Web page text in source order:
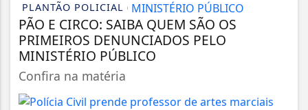
PLANTÃO POLICIAL
PÃO E CIRCO: SAIBA QUEM SÃO OS
PRIMEIROS DENUNCIADOS PELO
MINISTÉRIO PÚBLICO
Confira na matéria